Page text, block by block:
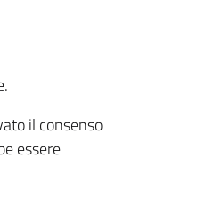
il consenso
essere